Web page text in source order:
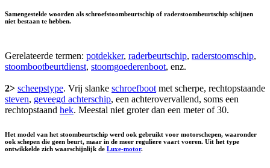
Samengestelde woorden als schroefstoombeurtschip of raderstoombeurtschip schijnen
niet bestaan te hebben.
Gerelateerde termen: potdekker, raderbeurtschip, raderstoomschip,
stoombootbeurtdienst, stoomgoederenboot, enz.
2> scheepstype. Vrij slanke schroefboot met scherpe, rechtopstaande
steven, geveegd achterschip, een achterovervallend, soms een
rechtopstaand hek. Meestal niet groter dan een meter of 30.
Het model van het stoombeurtschip werd ook gebruikt voor motorschepen, waaronder
ook schepen die geen beurt, maar in de meer reguliere vaart voeren. Uit het type
ontwikkelde zich waarschijnlijk de Luxe-motor.